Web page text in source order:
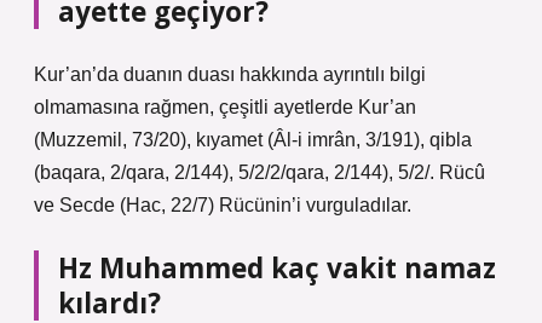
ayette geçiyor?
Kur’an’da duanın duası hakkında ayrıntılı bilgi
olmamasına rağmen, çeşitli ayetlerde Kur’an
(Muzzemil, 73/20), kıyamet (Âl-i imrân, 3/191), qibla
(baqara, 2/qara, 2/144), 5/2/2/qara, 2/144), 5/2/. Rücû
ve Secde (Hac, 22/7) Rücünin’i vurguladılar.
Hz Muhammed kaç vakit namaz
kılardı?